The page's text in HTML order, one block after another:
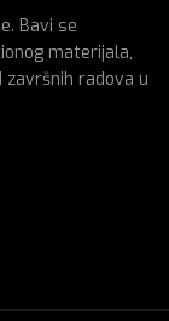
Bavi se
materijala,
radova u